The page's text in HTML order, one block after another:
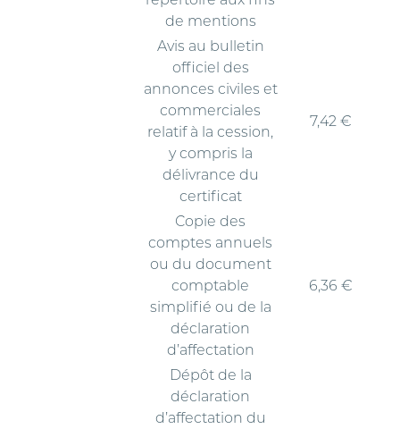
de mentions
Avis au bulletin
officiel des
annonces civiles et
commerciales
relatif à la cession,
y compris la
délivrance du
certificat
7,42 €
Copie des
comptes annuels
ou du document
comptable
simplifié ou de la
déclaration
d’affectation
6,36 €
Dépôt de la
déclaration
d’affectation du